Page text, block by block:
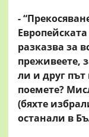
-
разказва за
преживеете,
ли и друг
поемете?
(бяхте
останали в